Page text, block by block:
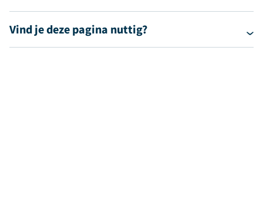
Vind je deze pagina nuttig?